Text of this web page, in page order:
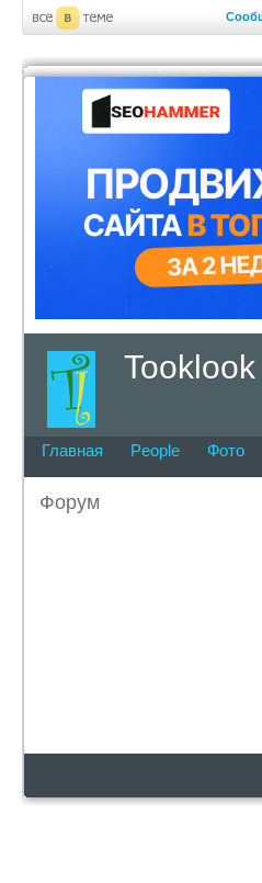
Главная People Фото
Форум